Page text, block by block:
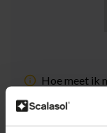
Hoe meet ik
Totaalprijs (Incl. 21%